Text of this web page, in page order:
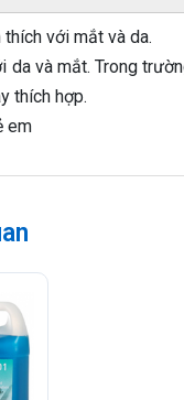
thích với mắt và da.
da và mắt. Trong
thích hợp.
em